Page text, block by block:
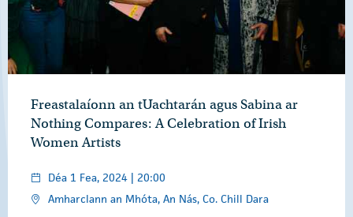
Freastalaíonn an tUachtarán agus Sabina ar
Nothing Compares: A Celebration of Irish
Women Artists
Déa 1 Fea, 2024 | 20:00
Amharclann an Mhóta, An Nás, Co. Chill Dara